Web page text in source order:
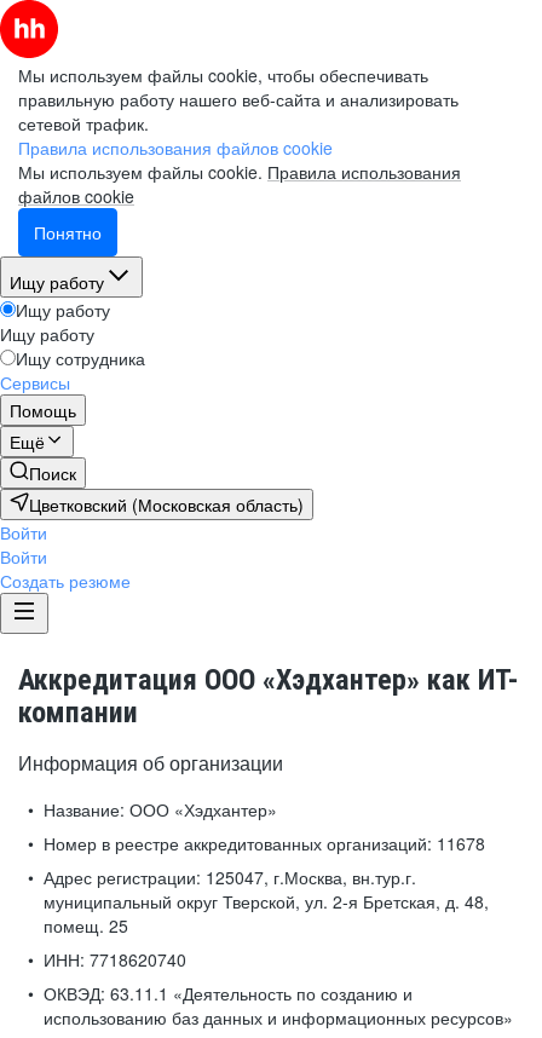
Мы используем файлы cookie, чтобы обеспечивать
правильную работу нашего веб-сайта и анализировать
сетевой трафик.
Правила использования файлов cookie
Мы используем файлы cookie. Правила использования
файлов cookie
Понятно
Ищу работу
Ищу работу
Ищу работу
Ищу сотрудника
Сервисы
Помощь
Ещё
Поиск
Цветковский (Московская область)
Войти
Войти
Создать резюме
Аккредитация ООО «Хэдхантер» как ИТ-
компании
Информация об организации
Название: ООО «Хэдхантер»
Номер в реестре аккредитованных организаций: 11678
Адрес регистрации: 125047, г.Москва, вн.тур.г.
муниципальный округ Тверской, ул. 2-я Бретская, д. 48,
помещ. 25
ИНН: 7718620740
ОКВЭД: 63.11.1 «Деятельность по созданию и
использованию баз данных и информационных ресурсов»